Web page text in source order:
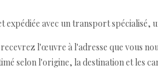
avec un transport spécialisé,
l'œuvre à l'adresse que vous
selon l'origine, la destination et les